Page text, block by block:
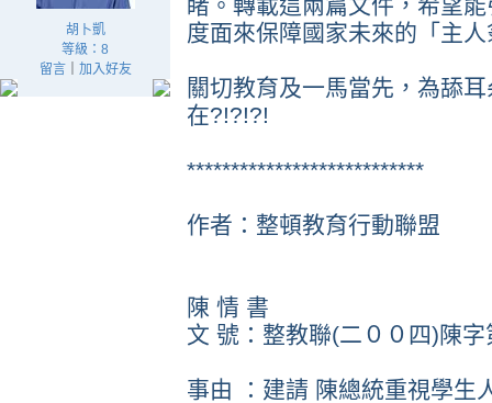
胡卜凱
等級：8
留言｜ 加入好友
度面來保障國家未來的「主
關切教育及一馬當先，為舔
在?!?!?!
***************************
作者：整頓教育行動聯盟
陳 情 書
文 號：整教聯(二００四)陳
事由 ：建請 陳總統重視學生